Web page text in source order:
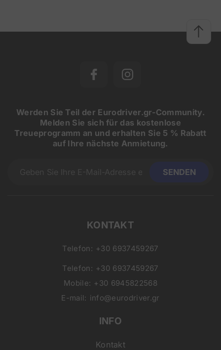
Werden Sie Teil der Eurodriver.gr-Community.
Melden Sie sich für das kostenlose
Treueprogramm an und erhalten Sie 5 % Rabatt
auf Ihre nächste Anmietung.
KONTAKT
Telefon: +30 6937459267
Telefon: +30 6937459267
Mobile: +30 6945822568
E-mail: info@eurodriver.gr
INFO
Kontakt